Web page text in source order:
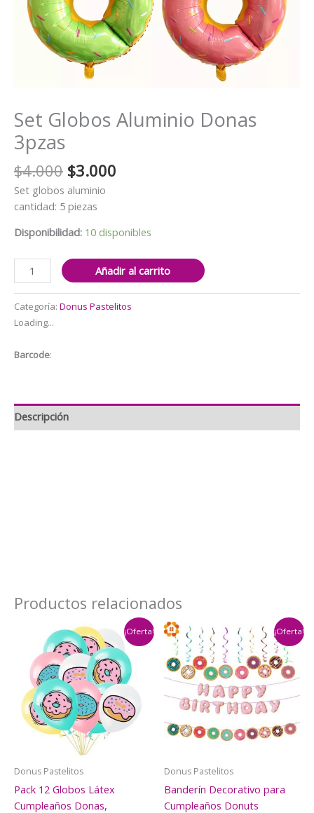
Set Globos Aluminio Donas
3pzas
$4.000 El
precio
original
era:
$4.000.
$3.000
$3.000.
Set globos aluminio
cantidad: 5 piezas
Disponibilidad: 10 disponibles
Globos
Aluminio
Donas
3pzas
Añadir al carrito
Categoría: Donus Pastelitos
Loading...
Barcode:
Descripción
Productos relacionados
¡Oferta!
Donus Pastelitos
Pack 12 Globos Látex
Cumpleaños Donas,
¡Oferta!
Donus Pastelitos
Banderín Decorativo para
Cumpleaños Donuts